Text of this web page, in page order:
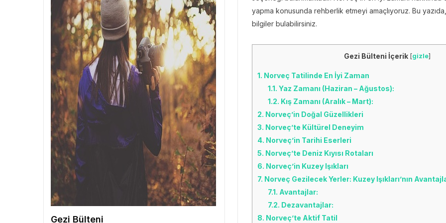
yapma konusunda rehberlik etmeyi amaçlıyoruz. Bu
bilgiler bulabilirsiniz.
Gezi Bülteni İçerik [gizle]
1. Norveç Tatilinde En İyi Zaman
1.1. Yaz Zamanı (Haziran – Ağustos):
1.2. Kış Zamanı (Aralık – Mart):
2. Norveç’in Doğal Güzellikleri
3. Norveç’te Kültürel Deneyim
4. Norveç’in Tarihi Eserleri
5. Norveç’te Deniz Kıyısı Rotaları
6. Norveç’in Kuzey Işıkları
7. Norveç Gezilecek Yerler: Kuzey Işıkları’nın
7.1. Avantajlar:
7.2. Dezavantajlar:
8. Norveç’te Aktif Tatil
Gezi Bülteni